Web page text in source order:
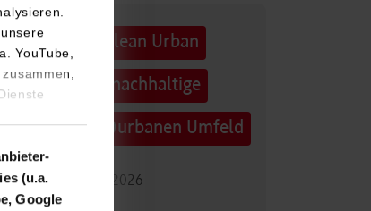
YouTube,
(u.a.
Google
Clean Urban
– nachhaltige
im (sub)urbanen Umfeld
- 17.09.2026